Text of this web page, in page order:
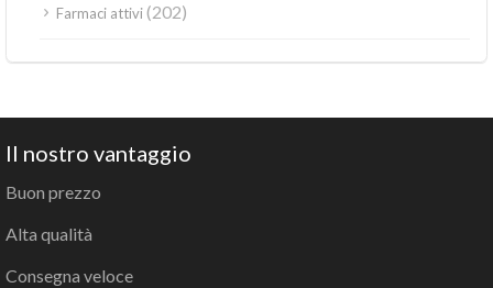
Farmaci attivi(202)
Il nostro vantaggio
Buon prezzo
Alta qualità
Consegna veloce